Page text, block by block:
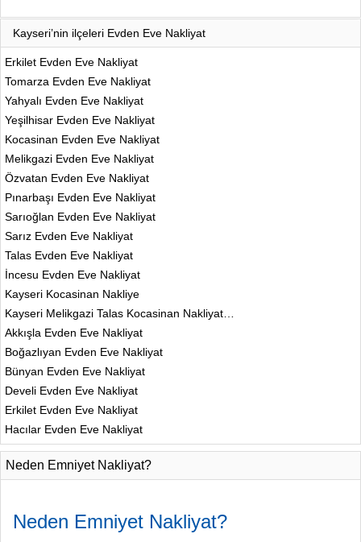
Kayseri’nin ilçeleri Evden Eve Nakliyat
Erkilet Evden Eve Nakliyat
Tomarza Evden Eve Nakliyat
Yahyalı Evden Eve Nakliyat
Yeşilhisar Evden Eve Nakliyat
Kocasinan Evden Eve Nakliyat
Melikgazi Evden Eve Nakliyat
Özvatan Evden Eve Nakliyat
Pınarbaşı Evden Eve Nakliyat
Sarıoğlan Evden Eve Nakliyat
Sarız Evden Eve Nakliyat
Talas Evden Eve Nakliyat
İncesu Evden Eve Nakliyat
Kayseri Kocasinan Nakliye
Kayseri Melikgazi Talas Kocasinan Nakliyat…
Akkışla Evden Eve Nakliyat
Boğazlıyan Evden Eve Nakliyat
Bünyan Evden Eve Nakliyat
Develi Evden Eve Nakliyat
Erkilet Evden Eve Nakliyat
Hacılar Evden Eve Nakliyat
Neden Emniyet Nakliyat?
Neden Emniyet Nakliyat?